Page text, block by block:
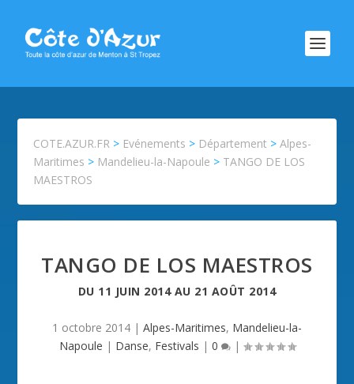
COTE.AZUR.FR > Evénements > Département >Alpes-
Maritimes > Mandelieu-la-Napoule > TANGO DE LOS
MAESTROS
TANGO DE LOS MAESTROS
DU 11 JUIN 2014AU 21 AOÛT 2014
1 octobre 2014 | Alpes-Maritimes, Mandelieu-la-
Napoule | Danse, Festivals | 0 |